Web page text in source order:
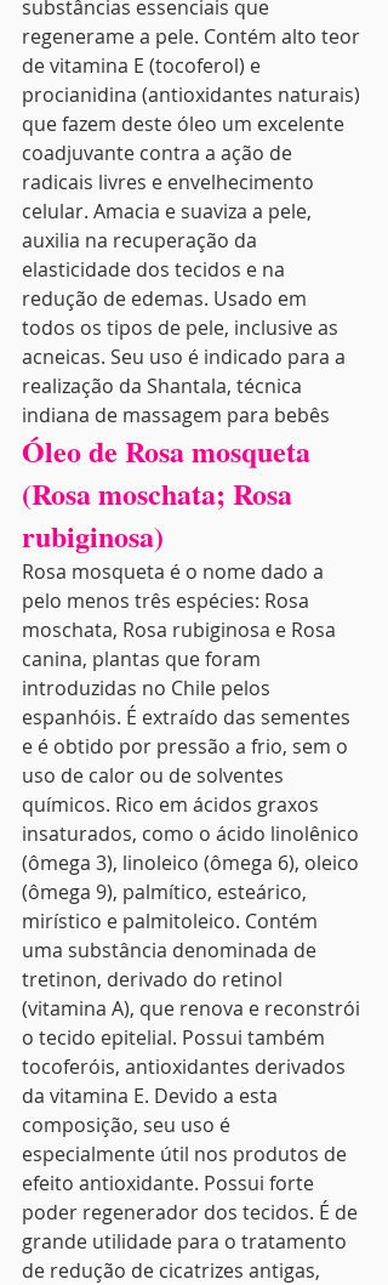
substâncias essenciais que
regenerame a pele. Contém alto teor
de vitamina E (tocoferol) e
procianidina (antioxidantes naturais)
que fazem deste óleo um excelente
coadjuvante contra a ação de
radicais livres e envelhecimento
celular. Amacia e suaviza a pele,
auxilia na recuperação da
elasticidade dos tecidos e na
redução de edemas. Usado em
todos os tipos de pele, inclusive as
acneicas. Seu uso é indicado para a
realização da Shantala, técnica
indiana de massagem para bebês
Óleo de Rosa mosqueta
(Rosa moschata; Rosa
rubiginosa)
Rosa mosqueta é o nome dado a
pelo menos três espécies: Rosa
moschata, Rosa rubiginosa e Rosa
canina, plantas que foram
introduzidas no Chile pelos
espanhóis. É extraído das sementes
e é obtido por pressão a frio, sem o
uso de calor ou de solventes
químicos. Rico em ácidos graxos
insaturados, como o ácido linolênico
(ômega 3), linoleico (ômega 6), oleico
(ômega 9), palmítico, esteárico,
mirístico e palmitoleico. Contém
uma substância denominada de
tretinon, derivado do retinol
(vitamina A), que renova e reconstrói
o tecido epitelial. Possui também
tocoferóis, antioxidantes derivados
da vitamina E. Devido a esta
composição, seu uso é
especialmente útil nos produtos de
efeito antioxidante. Possui forte
poder regenerador dos tecidos. É de
grande utilidade para o tratamento
de redução de cicatrizes antigas,